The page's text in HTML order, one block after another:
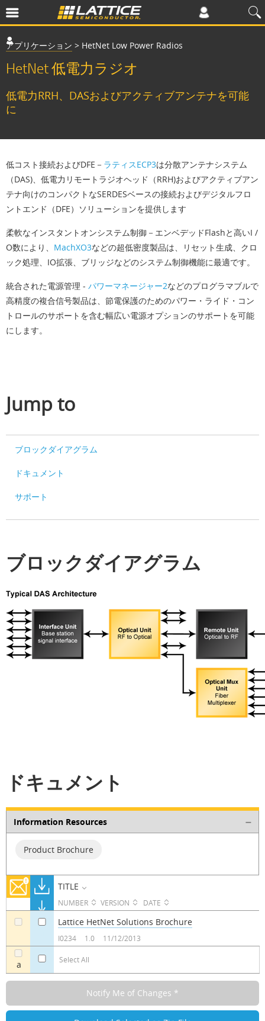
アプリケーション > HetNet Low Power Radios
HetNet 低電力ラジオ
低電力RRH、DASおよびアクティブアンテナを可能
に
低コスト接続およびDFE－ ラティスECP3は分散アンテナシステム
（DAS)、低電力リモートラジオヘッド（RRH)およびアクティブアン
テナ向けのコンパクトなSERDESベースの接続およびデジタルフロ
ントエンド（DFE）ソリューションを提供します
柔軟なインスタントオンシステム制御－エンベデッドFlashと高いI /
O数により、 MachXO3などの超低密度製品は、リセット生成、クロ
ック処理、IO拡張、ブリッジなどのシステム制御機能に最適です。
統合された電源管理 - パワーマネージャー2などのプログラマブルで
高精度の複合信号製品は、節電保護のためのパワー・ライド・コン
トロールのサポートを含む幅広い電源オプションのサポートを可能
にします。
Jump to
ブロックダイアグラム
ドキュメント
サポート
ブロックダイアグラム
ドキュメント
Information Resources
Product Brochure
TITLE
NUMBER VERSION DATE
a Select All
Lattice HetNet Solutions Brochure
I0234 1.0 11/12/2013